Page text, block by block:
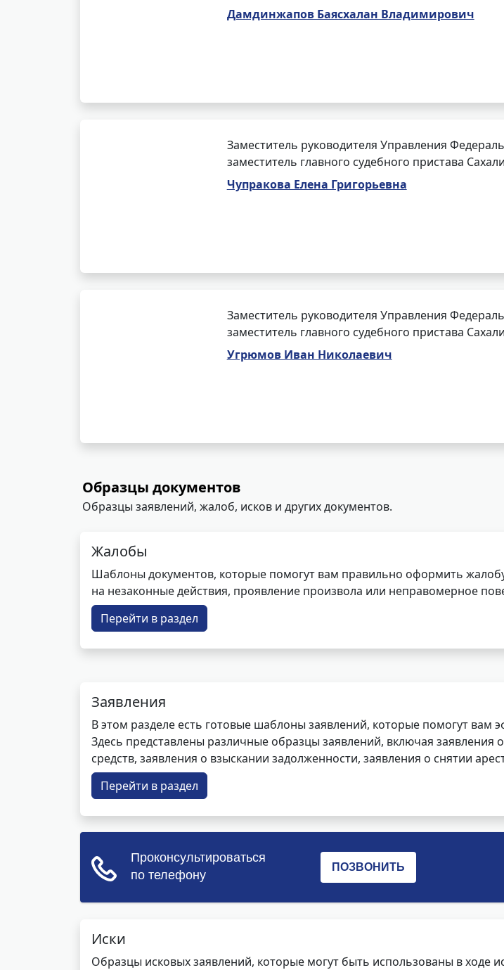
Дамдинжапов Баясхалан Владимирович
Заместитель руководителя Управления
заместитель главного судебного пристава
Чупракова Елена Григорьевна
Заместитель руководителя Управления
заместитель главного судебного пристава
Угрюмов Иван Николаевич
Образцы документов
Образцы заявлений, жалоб, исков и других документов.
Жалобы
Шаблоны документов, которые помогут вам правильно оформить
на незаконные действия, проявление произвола или неправомерное
Перейти в раздел
Заявления
В этом разделе есть готовые шаблоны заявлений, которые помогут вам
Здесь представлены различные образцы заявлений, включая заявления
средств, заявления о взыскании задолженности, заявления о снятии
Перейти в раздел
Иски
Образцы исковых заявлений, которые могут быть использованы в